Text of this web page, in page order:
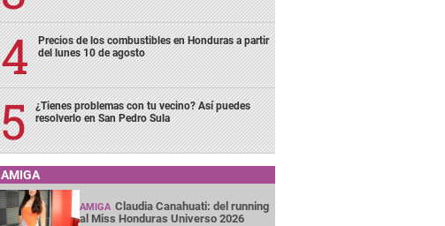
Precios de los combustibles en Honduras a partir
del lunes 10 de agosto
¿Tienes problemas con tu vecino? Así puedes
resolverlo en San Pedro Sula
AMIGA
AMIGA Claudia Canahuati: del running
al Miss Honduras Universo 2026